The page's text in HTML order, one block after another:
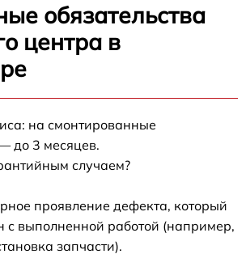
обязательства
центра в
на смонтированные
до 3 месяцев.
случаем?
проявление дефекта, который
с выполненной работой (например,
запчасти).